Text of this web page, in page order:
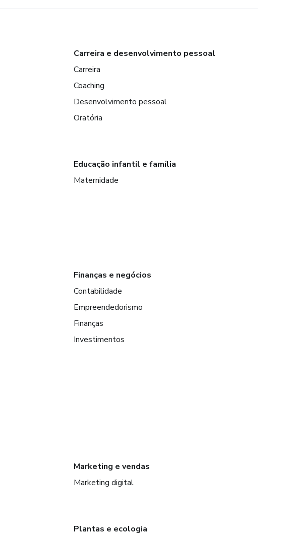
Carreira e desenvolvimento pessoal
Carreira
Coaching
Desenvolvimento pessoal
Oratória
Educação infantil e família
Maternidade
Finanças e negócios
Contabilidade
Empreendedorismo
Finanças
Investimentos
Marketing e vendas
Marketing digital
Plantas e ecologia